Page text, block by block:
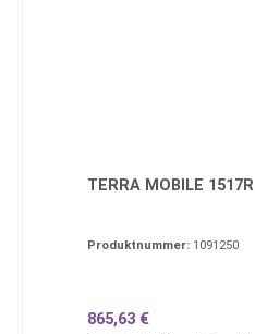
TERRA MOBILE 1517R
Produktnummer: 1091250
Regulärer Preis:
865,63 €